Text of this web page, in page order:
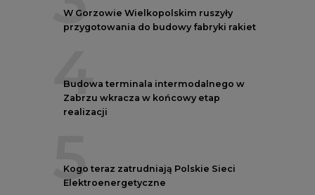
W Gorzowie Wielkopolskim ruszyły
przygotowania do budowy fabryki rakiet
4
Budowa terminala intermodalnego w
Zabrzu wkracza w końcowy etap
realizacji
5
Kogo teraz zatrudniają Polskie Sieci
Elektroenergetyczne